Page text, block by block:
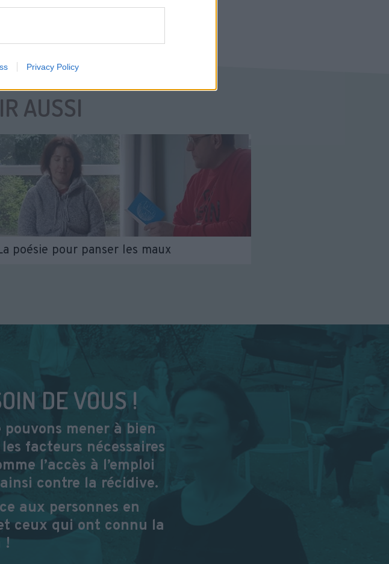
Privacy Policy
AUSSI
poésie pour panser les maux
DE VOUS !
mener à bien
facteurs nécessaires
l’accès à l’emploi
contre la récidive.
aux personnes en
ceux qui ont connu la
!